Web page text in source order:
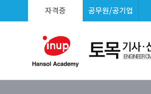
자격증 공무원/공기업